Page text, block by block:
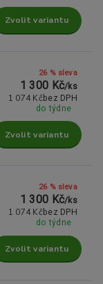
Zvolit variantu
26 % sleva
1 300 Kč/ks
1 074 Kč bez DPH
do týdne
Zvolit variantu
26 % sleva
1 300 Kč/ks
1 074 Kč bez DPH
do týdne
Zvolit variantu